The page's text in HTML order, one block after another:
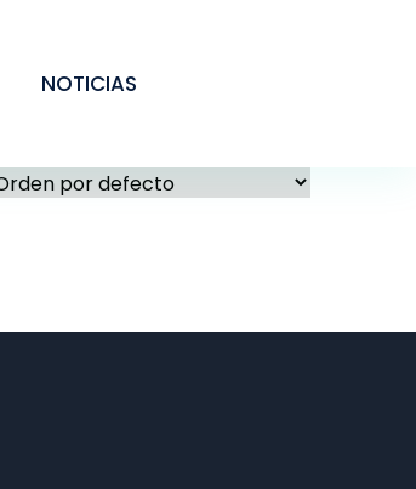
NOTICIAS